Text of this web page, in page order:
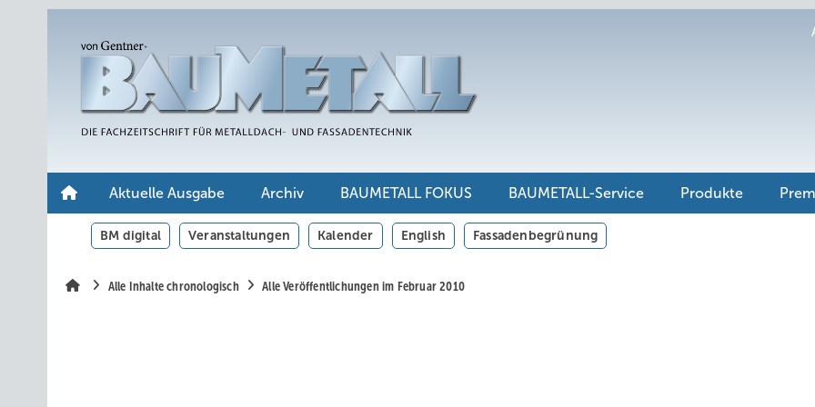
Aktuelle Ausgabe Archiv BAUMETALL FOKUS BAUMETALL-Service Produkte
BM digital Veranstaltungen Kalender English Fassadenbegrünung
Alle Inhalte chronologisch Alle Veröffentlichungen im Februar 2010